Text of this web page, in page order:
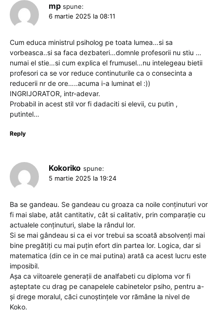
mp spune:
6 martie 2025 la 08:11
Cum educa ministrul psiholog pe toata lumea…si sa
vorbeasca..si sa faca dezbateri…domnle profesorii nu stiu …
numai el stie…si cum explica el frumusel…nu intelegeau bietii
profesori ca se vor reduce continuturile ca o consecinta a
reducerii nr de ore…..acuma i-a luminat el :))
INGRIJORATOR, intr-adevar.
Probabil in acest stil vor fi dadaciti si elevii, cu putin ,
putintel…
Reply
Kokoriko spune:
5 martie 2025 la 19:24
Ba se gandeau. Se gandeau cu groaza ca noile conținuturi vor
fi mai slabe, atât cantitativ, cât si calitativ, prin comparație cu
actualele conținuturi, slabe la rândul lor.
Si se mai gândeau si ca ei vor trebui sa scoată absolvenți mai
bine pregătiți cu mai puțin efort din partea lor. Logica, dar si
matematica (din ce in ce mai putina) arată ca acest lucru este
imposibil.
Așa ca viitoarele generații de analfabeti cu diploma vor fi
așteptate cu drag pe canapelele cabinetelor psiho, pentru a-
și drege moralul, căci cunoștințele vor rămâne la nivel de
Koko.